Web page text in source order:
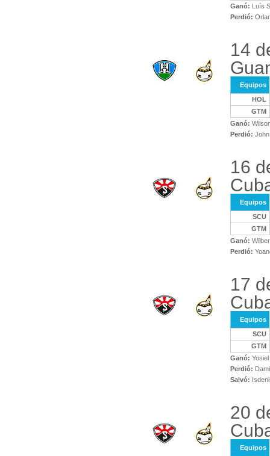
Ganó: Luís
Perdió:
14
Equipos
HOL
GTM
Ganó:
Perdió:
16
Equipos
SCU
GTM
Ganó:
Perdió:
17
Equipos
SCU
GTM
Ganó:
Perdió:
Salvó:
20
Equipos